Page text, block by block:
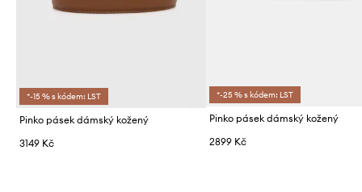
*-15 % s kódem: LST
Pinko pásek dámský kožený
3149 Kč
*-25 % s kódem: LST
Pinko pásek dámský kožený
2899 Kč